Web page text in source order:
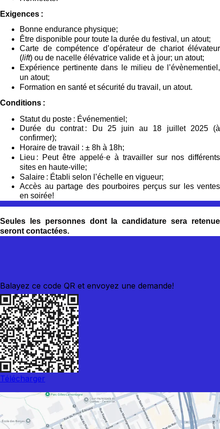
Exigences :
Bonne endurance physique;
Être disponible pour toute la durée du festival, un atout;
Carte de compétence d’opérateur de chariot élévateur
(lift) ou de nacelle élévatrice valide et à jour; un atout;
Expérience pertinente dans le milieu de l’évènementiel ,
un atout;
Formation en santé et sécurité du travail, un atout.
Conditions :
Statut du poste : Événementiel;
Durée du contrat :
Du 25juin au 18 juillet2025(à
confirmer);
Horaire de travail : ± 8h à 18h;
Lieu : Peut être appelé·e à travailler sur nos différents
sites en haute-ville;
Salaire : Établi selon l’échelle en vigueur;
Accès au partage des pourboires perçus sur les ventes
en soirée!
Seules les personnes dont la candidature sera retenue
seront contactées.
Balayez ce code QR et envoyez une demande!
Télécharger